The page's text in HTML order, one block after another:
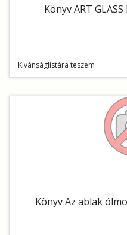
Könyv ART
Kívánságlistára teszem
Könyv Az ablak